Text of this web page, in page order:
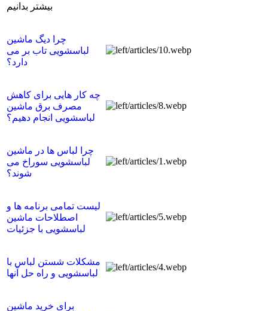
بیشتر بدانیم
چرا دیگ ماشین
لباسشویی تاب بر می
دارد؟
چه کار هایی برای کاهش
مصرف برق ماشین
لباسشویی انجام دهیم؟
چرا لباس ها در ماشین
لباسشویی سوراخ می
شوند؟
لیست تمامی برنامه ها و
اصطلاحات ماشین
لباسشویی با جزئیات
مشکلات شستن لباس با
لباسشویی و راه حل آنها
برای خرید ماشین